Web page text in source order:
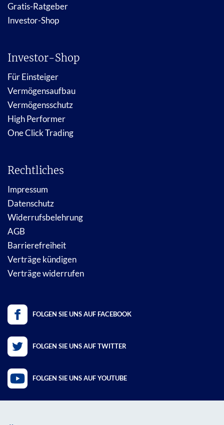
Gratis-Ratgeber
Investor-Shop
Investor-Shop
Für Einsteiger
Vermögensaufbau
Vermögensschutz
High Performer
One Click Trading
Rechtliches
Impressum
Datenschutz
Widerrufsbelehrung
AGB
Barrierefreiheit
Verträge kündigen
Verträge widerrufen
FOLGEN SIE UNS AUF FACEBOOK
FOLGEN SIE UNS AUF TWITTER
FOLGEN SIE UNS AUF YOUTUBE